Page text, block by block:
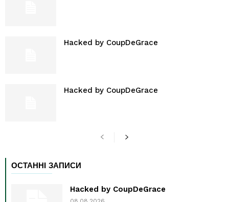
Hacked by CoupDeGrace
Hacked by CoupDeGrace
ОСТАННІ ЗАПИСИ
Hacked by CoupDeGrace